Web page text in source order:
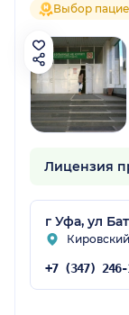
Выбор
Лицензия
г Уфа, ул